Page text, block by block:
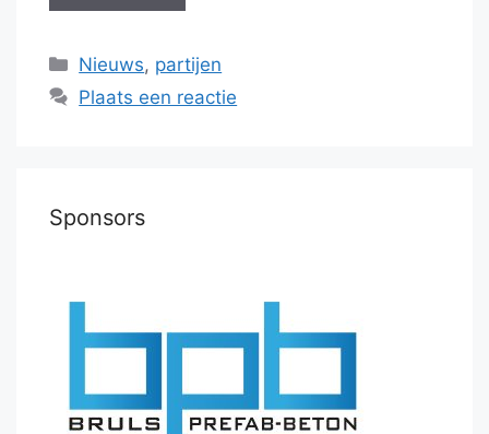
Categorieën
Nieuws, partijen
Plaats een reactie
Sponsors